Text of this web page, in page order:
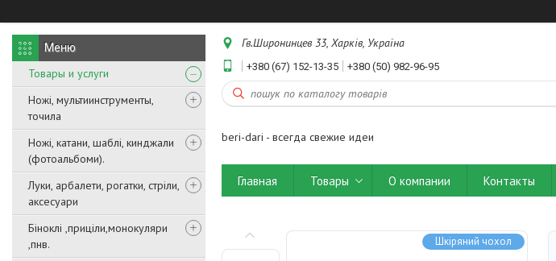
Товары и услуги
Ножі, мультиинструменты,
точила
Ножі, катани, шаблі, кинджали
(фотоальбоми).
Луки, арбалети, рогатки, стріли,
аксесуари
Біноклі ,приціли,монокуляри
,пнв.
Гв.Широнинцев 33, Харків, Україна
+380 (67) 152-13-35 +380 (50) 982-96-95
beri-dari - всегда свежие идеи
Главная Товары О компании Контакты
Шкіряний чохол